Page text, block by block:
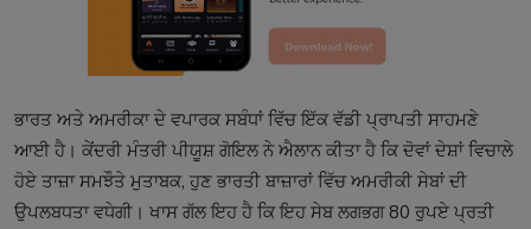
ਭਾਰਤ ਅਤੇ ਅਮਰੀਕਾ ਦੇ ਵਪਾਰਕ ਸਬੰਧਾਂ ਵਿੱਚ ਇੱਕ ਵੱਡੀ ਪ੍ਰਾਪਤੀ ਸਾਹਮਣੇ
ਆਈ ਹੈ। ਕੇਂਦਰੀ ਮੰਤਰੀ ਪੀਯੂਸ਼ ਗੋਇਲ ਨੇ ਐਲਾਨ ਕੀਤਾ ਹੈ ਕਿ ਦੋਵਾਂ ਦੇਸ਼ਾਂ ਵਿਚਾਲੇ
ਹੋਏ ਤਾਜ਼ਾ ਸਮਝੌਤੇ ਮੁਤਾਬਕ, ਹੁਣ ਭਾਰਤੀ ਬਾਜ਼ਾਰਾਂ ਵਿੱਚ ਅਮਰੀਕੀ ਸੇਬਾਂ ਦੀ
ਉਪਲਬਧਤਾ ਵਧੇਗੀ। ਖਾਸ ਗੱਲ ਇਹ ਹੈ ਕਿ ਇਹ ਸੇਬ ਲਗਭਗ 80 ਰੁਪਏ ਪ੍ਰਤੀ